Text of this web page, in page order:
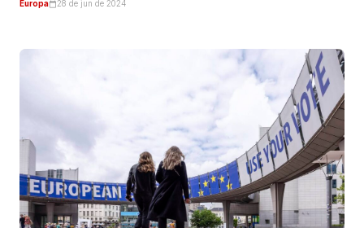
Europa 28 de jun de 2024